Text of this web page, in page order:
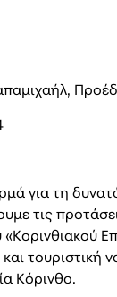
για τη
τις
και τουριστική
Κόρινθο.